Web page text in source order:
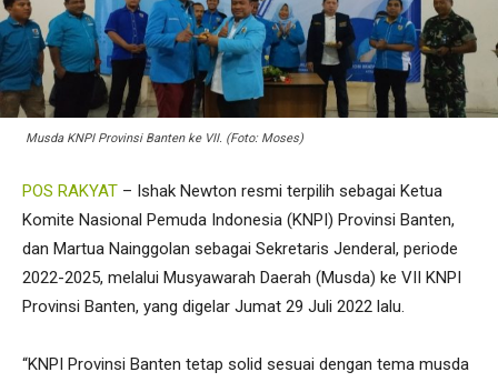
Musda KNPI Provinsi Banten ke VII. (Foto: Moses)
POS RAKYAT – Ishak Newton resmi terpilih sebagai Ketua
Komite Nasional Pemuda Indonesia (KNPI) Provinsi Banten,
dan Martua Nainggolan sebagai Sekretaris Jenderal, periode
2022-2025, melalui Musyawarah Daerah (Musda) ke VII KNPI
Provinsi Banten, yang digelar Jumat 29 Juli 2022 lalu.
“KNPI Provinsi Banten tetap solid sesuai dengan tema musda